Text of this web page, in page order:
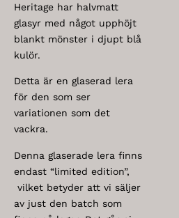
Heritage har halvmatt
glasyr med något upphöjt
blankt mönster i djupt blå
kulör.
Detta är en glaserad lera
för den som ser
variationen som det
vackra.
Denna glaserade lera finns
endast “limited edition”,
vilket betyder att vi säljer
av just den batch som